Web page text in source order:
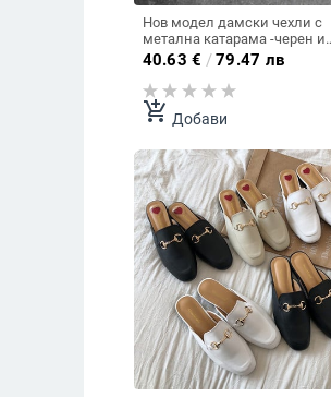
Нов модел дамски чехли с
метална катарама -черен и
бежов цвят
40.63 € /79.47 лв
add_shopping_cart Добави